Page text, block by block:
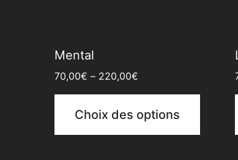
Mental
70,00€ – 220,00€
Choix des options